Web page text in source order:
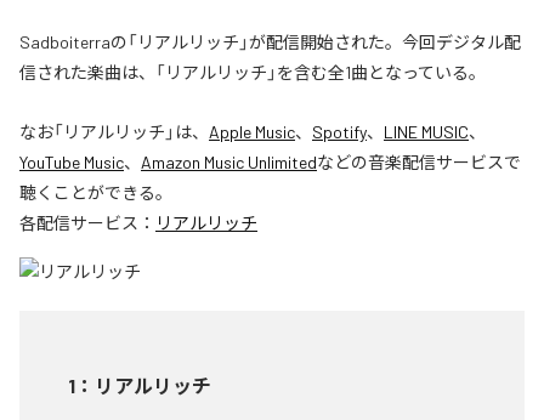
Sadboiterraの「リアルリッチ」が配信開始された。今回デジタル配
信された楽曲は、「リアルリッチ」を含む全1曲となっている。
なお「リアルリッチ 」は、 Apple Music、 Spotify、 LINE MUSIC、
YouTube Music、 Amazon Music Unlimitedなどの音楽配信サービスで
聴くことができる。
各配信サービス： リアルリッチ
1 ： リアルリッチ